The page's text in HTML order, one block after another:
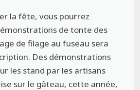
la fête, vous pourrez
de tonte des
de filage au fuseau sera
Des démonstrations
les stand par les artisans
sur le gâteau, cette année,